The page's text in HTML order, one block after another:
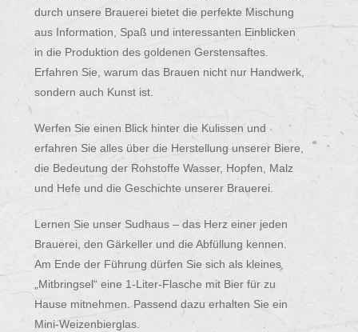
durch unsere Brauerei bietet die perfekte Mischung
aus Information, Spaß und interessanten Einblicken
in die Produktion des goldenen Gerstensaftes.
Erfahren Sie, warum das Brauen nicht nur Handwerk,
sondern auch Kunst ist.
Werfen Sie einen Blick hinter die Kulissen und
erfahren Sie alles über die Herstellung unserer Biere,
die Bedeutung der Rohstoffe Wasser, Hopfen, Malz
und Hefe und die Geschichte unserer Brauerei.
Lernen Sie unser Sudhaus – das Herz einer jeden
Brauerei, den Gärkeller und die Abfüllung kennen.
Am Ende der Führung dürfen Sie sich als kleines
„Mitbringsel“ eine 1-Liter-Flasche mit Bier für zu
Hause mitnehmen. Passend dazu erhalten Sie ein
Mini-Weizenbierglas.